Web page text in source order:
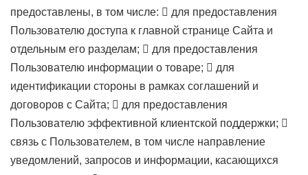
предоставлены, в том числе:  для предоставления
Пользователю доступа к главной странице Сайта и
отдельным его разделам;  для предоставления
Пользователю информации о товаре;  для
идентификации стороны в рамках соглашений и
договоров с Сайта;  для предоставления
Пользователю эффективной клиентской поддержки; 
связь с Пользователем, в том числе направление
уведомлений, запросов и информации, касающихся